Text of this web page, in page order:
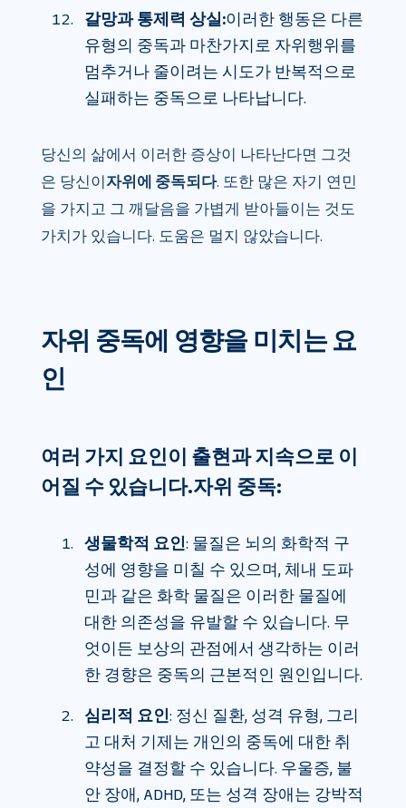
갈망과 통제력 상실:이러한 행동은 다른
유형의 중독과 마찬가지로 자위행위를
멈추거나 줄이려는 시도가 반복적으로
실패하는 중독으로 나타납니다.
당신의 삶에서 이러한 증상이 나타난다면 그것
은 당신이 자위에 중독되다. 또한 많은 자기 연민
을 가지고 그 깨달음을 가볍게 받아들이는 것도
가치가 있습니다. 도움은 멀지 않았습니다.
자위 중독에 영향을 미치는 요
인
여러 가지 요인이 출현과 지속으로 이
어질 수 있습니다.자위 중독:
생물학적 요인: 물질은 뇌의 화학적 구
성에 영향을 미칠 수 있으며, 체내 도파
민과 같은 화학 물질은 이러한 물질에
대한 의존성을 유발할 수 있습니다. 무
엇이든 보상의 관점에서 생각하는 이러
한 경향은 중독의 근본적인 원인입니다.
심리적 요인: 정신 질환, 성격 유형, 그리
고 대처 기제는 개인의 중독에 대한 취
약성을 결정할 수 있습니다. 우울증, 불
안 장애, ADHD, 또는 성격 장애는 강박적